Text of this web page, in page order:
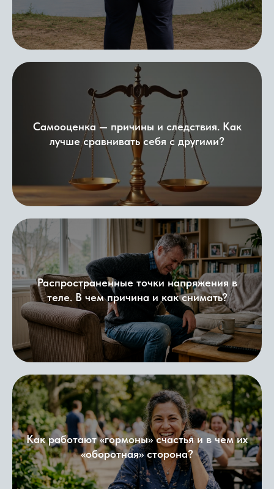
Самооценка — причины и следствия. Как
лучше сравнивать себя с другими?
Распространенные точки напряжения в
теле. В чем причина и как снимать?
Как работают «гормоны» счастья и в чем их
«оборотная» сторона?